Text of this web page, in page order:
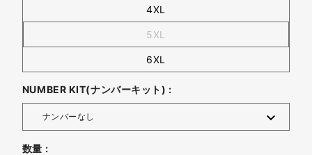
4XL
5XL
6XL
NUMBER KIT(ナンバーキット) :
数量 :